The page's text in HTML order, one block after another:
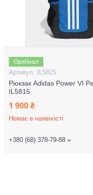
Оригінал
IL5815
Рюкзак Adidas Power VI
IL5815
1 900 ₴
Немає в наявності
+380 (68) 378-79-88